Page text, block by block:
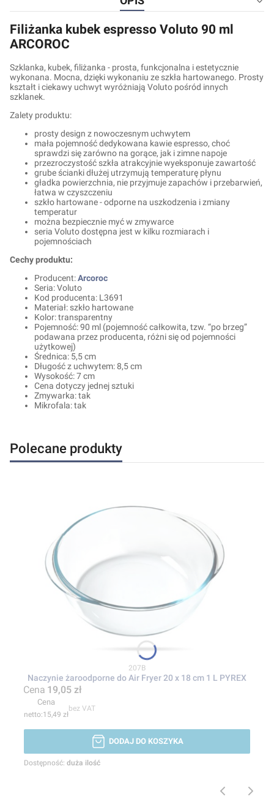
Filiżanka kubek espresso Voluto 90 ml
ARCOROC
Szklanka, kubek, filiżanka - prosta, funkcjonalna i estetycznie
wykonana. Mocna, dzięki wykonaniu ze szkła hartowanego. Prosty
kształt i ciekawy uchwyt wyróżniają Voluto pośród innych
szklanek.
Zalety produktu:
prosty design z nowoczesnym uchwytem
mała pojemność dedykowana kawie espresso, choć
sprawdzi się zarówno na gorące, jak i zimne napoje
przezroczystość szkła atrakcyjnie wyeksponuje zawartość
grube ścianki dłużej utrzymują temperaturę płynu
gładka powierzchnia, nie przyjmuje zapachów i przebarwień,
łatwa w czyszczeniu
szkło hartowane - odporne na uszkodzenia i zmiany
temperatur
można bezpiecznie myć w zmywarce
seria Voluto dostępna jest w kilku rozmiarach i
pojemnościach
Cechy produktu:
Producent:Arcoroc
Seria: Voluto
Kod producenta: L3691
Materiał: szkło hartowane
Kolor: transparentny
Pojemność: 90 ml (pojemność całkowita, tzw. “po brzeg”
podawana przez producenta, różni się od pojemności
użytkowej)
Średnica: 5,5 cm
Długość z uchwytem: 8,5 cm
Wysokość: 7 cm
Cena dotyczy jednej sztuki
Zmywarka: tak
Mikrofala: tak
Polecane produkty
Kod produktu
207B
Naczynie żaroodporne do Air Fryer 20 x 18 cm 1 L PYREX
Cena 19,05 zł
Cena
15,49 zł
bez VAT
DODAJ DO KOSZYKA
Dostępność: duża ilość